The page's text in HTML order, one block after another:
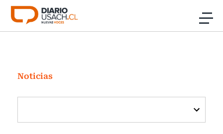
Click acá para ir directamente al contenido
Investigación
Cultura
Programas Radio y TV Usach
Noticias